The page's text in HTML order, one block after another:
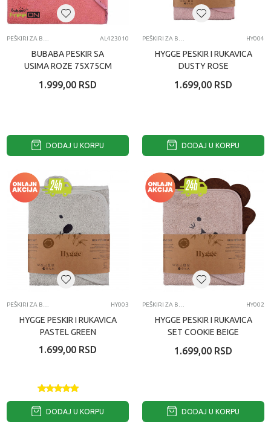
AL423010
BUBABA PESKIR SA
USIMA ROZE 75X75CM
1.999,00 RSD
DODAJ U KORPU
HY004
HYGGE PESKIR I RUKAVICA
DUSTY ROSE
1.699,00 RSD
DODAJ U KORPU
HY003
HYGGE PESKIR I RUKAVICA
PASTEL GREEN
1.699,00 RSD
DODAJ U KORPU
HY002
HYGGE PESKIR I RUKAVICA
SET COOKIE BEIGE
1.699,00 RSD
DODAJ U KORPU